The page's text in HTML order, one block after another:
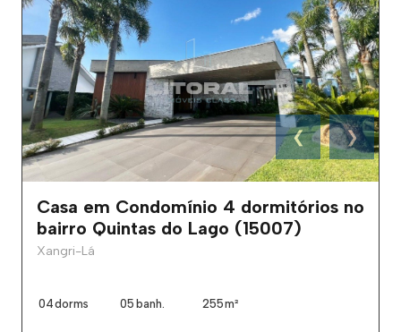
❮ ❯
Casa em Condomínio 4 dormitórios no
bairro Quintas do Lago (15007)
Xangri-Lá
04dorms 05 banh. 255m²